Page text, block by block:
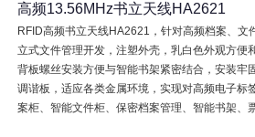
高频13.56MHz书立天线HA2621
RFID高频书立天线HA2621，针对高频档案、文
立式文件管理开发，注塑外壳，乳白色外观方便
背板螺丝安装方便与智能书架紧密结合，安装牢
调谐板，适应各类金属环境，实现对高频电子标
案柜、智能文件柜、保密档案管理、智能书架、